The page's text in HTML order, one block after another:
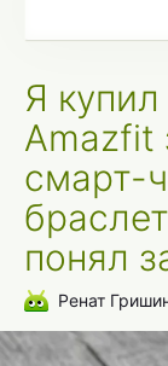
Я
Amazfit
смарт-
понял
Ренат